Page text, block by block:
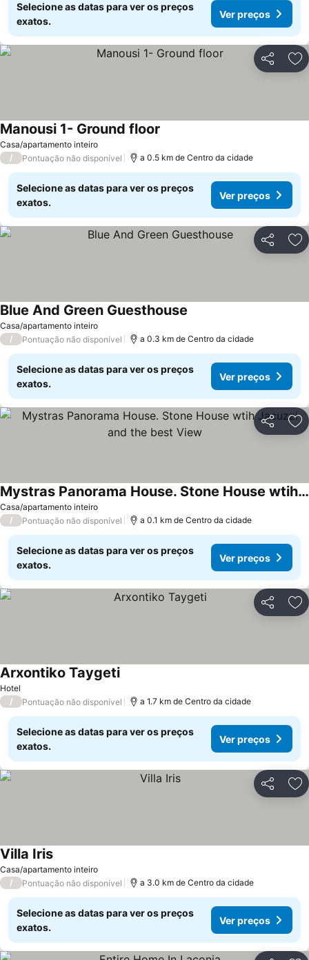
Selecione as datas para ver os preços
exatos.
Ver preços
Partilhar
Casa/apartamento inteiro
Manousi 1- Ground floor
/ Pontuação não disponível a 0.5 km de Centro da cidade
Selecione as datas para ver os preços
exatos.
Ver preços
Partilhar
Casa/apartamento inteiro
Blue And Green Guesthouse
/ Pontuação não disponível a 0.3 km de Centro da cidade
Selecione as datas para ver os preços
exatos.
Ver preços
Partilhar
Casa/apartamento inteiro
Mystras Panorama House. Stone House wtih Jacuzzi and the best View
Ver preços
/ Pontuação não disponível a 0.1 km de Centro da cidade
Selecione as datas para ver os preços
exatos.
Ver preços
Partilhar
Hotel
Arxontiko TaygetiVer preços
/ Pontuação não disponível a 1.7 km de Centro da cidade
Selecione as datas para ver os preços
exatos.
Ver preços
Partilhar
Casa/apartamento inteiro
Villa IrisVer preços
/ Pontuação não disponível a 3.0 km de Centro da cidade
Selecione as datas para ver os preços
exatos.
Ver preços